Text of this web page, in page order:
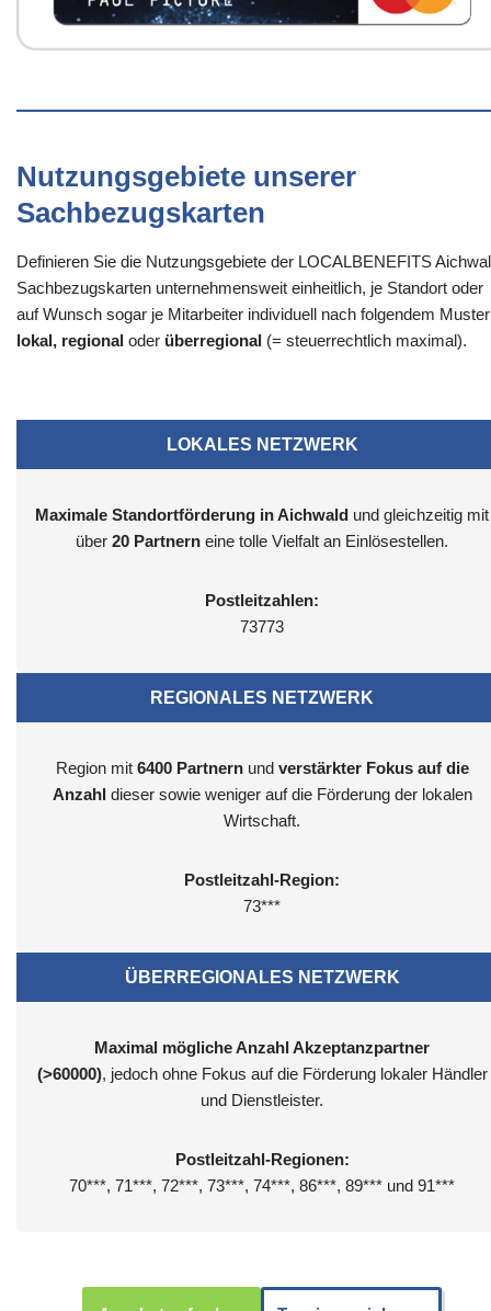
Nutzungsgebiete unserer
Sachbezugskarten
Definieren Sie die Nutzungsgebiete der LOCALBENEFITS
Sachbezugskarten unternehmensweit einheitlich, je Standort oder
auf Wunsch sogar je Mitarbeiter individuell nach folgendem
lokal, regional oder überregional (= steuerrechtlich maximal).
LOKALES NETZWERK
Maximale Standortförderung in Aichwald und gleichzeitig mit
über 20 Partnern eine tolle Vielfalt an Einlösestellen.
Postleitzahlen:
73773
REGIONALES NETZWERK
Region mit 6400 Partnernund verstärkter Fokus auf die
Anzahl dieser sowie weniger auf die Förderung der lokalen
Wirtschaft.
Postleitzahl-Region:
73***
ÜBERREGIONALES NETZWERK
Maximal mögliche Anzahl Akzeptanzpartner
(>60000), jedoch ohne Fokus auf die Förderung lokaler Händler
und Dienstleister.
Postleitzahl-Regionen:
70***, 71***, 72***, 73***, 74***, 86***, 89*** und 91***